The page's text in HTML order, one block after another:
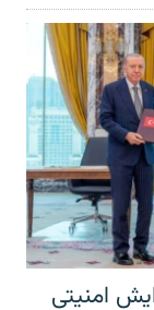
امنیتی